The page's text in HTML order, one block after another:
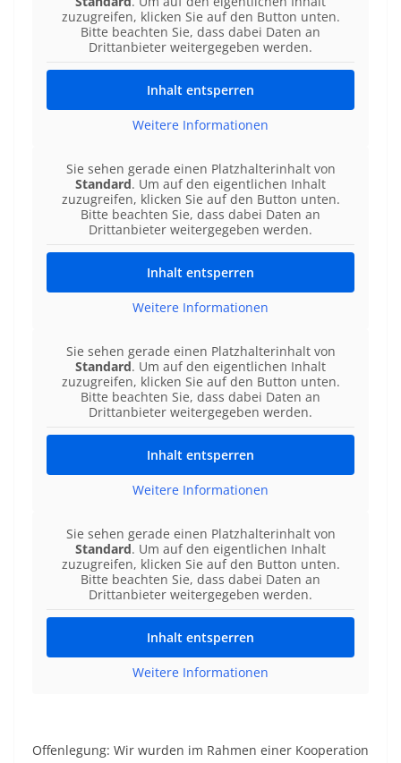
zuzugreifen, klicken Sie auf den Button unten.
Bitte beachten Sie, dass dabei Daten an
Drittanbieter weitergegeben werden.
Inhalt entsperren
Weitere Informationen
Sie sehen gerade einen Platzhalterinhalt von
Standard. Um auf den eigentlichen Inhalt
zuzugreifen, klicken Sie auf den Button unten.
Bitte beachten Sie, dass dabei Daten an
Drittanbieter weitergegeben werden.
Inhalt entsperren
Weitere Informationen
Sie sehen gerade einen Platzhalterinhalt von
Standard. Um auf den eigentlichen Inhalt
zuzugreifen, klicken Sie auf den Button unten.
Bitte beachten Sie, dass dabei Daten an
Drittanbieter weitergegeben werden.
Inhalt entsperren
Weitere Informationen
Sie sehen gerade einen Platzhalterinhalt von
Standard. Um auf den eigentlichen Inhalt
zuzugreifen, klicken Sie auf den Button unten.
Bitte beachten Sie, dass dabei Daten an
Drittanbieter weitergegeben werden.
Inhalt entsperren
Weitere Informationen
Offenlegung: Wir wurden im Rahmen einer Kooperation